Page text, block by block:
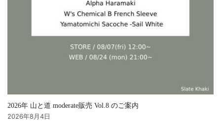
2026年 山と道 moderate販売 Vol.8 のご案内
2026年8月4日